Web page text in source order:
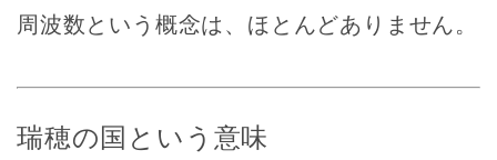
周波数という概念は、ほとんどありません。
瑞穂の国という意味